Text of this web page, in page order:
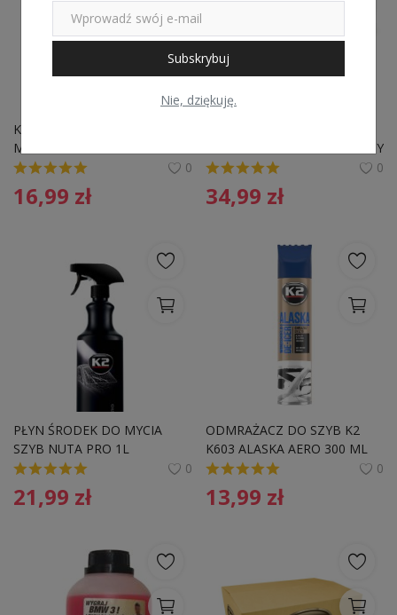
Subskrybuj
Nie, dziękuję.
K2-SPID WAX WOSK NA
MOKRO ATOM.700ML
0
16,99 zł
DF735 CARNAUBA PACHNACY
0
34,99 zł
PŁYN ŚRODEK DO MYCIA
SZYB NUTA PRO 1L
0
21,99 zł
ODMRAŻACZ DO SZYB K2
K603 ALASKA AERO 300 ML
0
13,99 zł